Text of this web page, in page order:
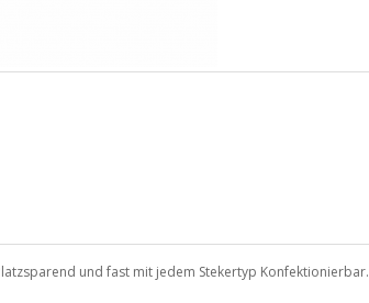
und fast mit jedem Stekertyp Konfektionierbar.